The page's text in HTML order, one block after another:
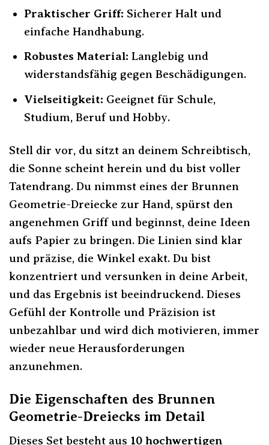
Praktischer Griff: Sicherer Halt und
einfache Handhabung.
Robustes Material: Langlebig und
widerstandsfähig gegen Beschädigungen.
Vielseitigkeit: Geeignet für Schule,
Studium, Beruf und Hobby.
Stell dir vor, du sitzt an deinem Schreibtisch,
die Sonne scheint herein und du bist voller
Tatendrang. Du nimmst eines der Brunnen
Geometrie-Dreiecke zur Hand, spürst den
angenehmen Griff und beginnst, deine Ideen
aufs Papier zu bringen. Die Linien sind klar
und präzise, die Winkel exakt. Du bist
konzentriert und versunken in deine Arbeit,
und das Ergebnis ist beeindruckend. Dieses
Gefühl der Kontrolle und Präzision ist
unbezahlbar und wird dich motivieren, immer
wieder neue Herausforderungen
anzunehmen.
Die Eigenschaften des Brunnen
Geometrie-Dreiecks im Detail
Dieses Set besteht aus 10 hochwertigen